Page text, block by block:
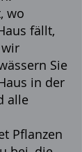
wo
fällt,
Sie
in der
alle
Pflanzen